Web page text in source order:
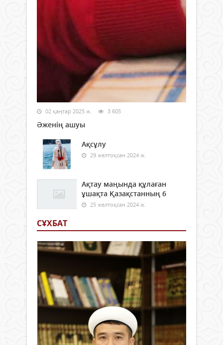
02 қаңтар 2025 ж. 3 605
Әженің ашуы
Ақсұлу
29 желтоқсан 2024 ж.
Ақтау маңында құлаған
ұшақта Қазақстанның 6
25 желтоқсан 2024 ж.
СҰХБАТ